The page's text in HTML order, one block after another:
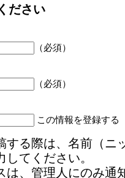
ださい
（必須）
（必須）
この情報を登録する
する際は、名前（ニ
てください。
は、管理人にのみ通